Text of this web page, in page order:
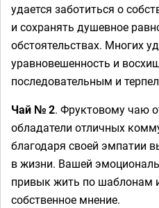
удается заботиться о
и сохранять душевное
обстоятельствах. Многих
уравновешенность и
последовательным и
Чай № 2. Фруктовому чаю
обладатели отличных
благодаря своей эмпатии
в жизни. Вашей
привык жить по шаблонам
собственное мнение.